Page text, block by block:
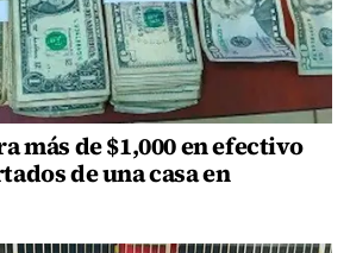
más de $1,000 en efectivo
de una casa en